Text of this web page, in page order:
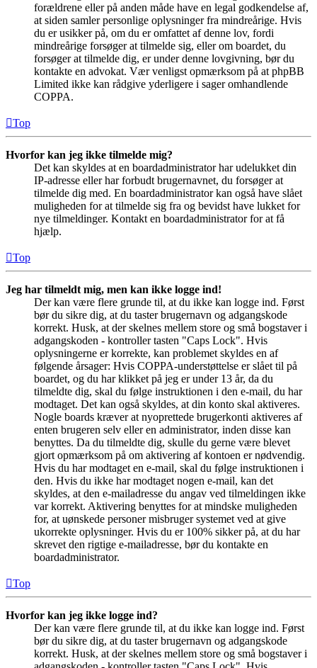
forældrene eller på anden måde have en legal godkendelse af,
at siden samler personlige oplysninger fra mindreårige. Hvis
du er usikker på, om du er omfattet af denne lov, fordi
mindreårige forsøger at tilmelde sig, eller om boardet, du
forsøger at tilmelde dig, er under denne lovgivning, bør du
kontakte en advokat. Vær venligst opmærksom på at phpBB
Limited ikke kan rådgive yderligere i sager omhandlende
COPPA.
Top
Hvorfor kan jeg ikke tilmelde mig?
Det kan skyldes at en boardadministrator har udelukket din
IP-adresse eller har forbudt brugernavnet, du forsøger at
tilmelde dig med. En boardadministrator kan også have slået
muligheden for at tilmelde sig fra og bevidst have lukket for
nye tilmeldinger. Kontakt en boardadministrator for at få
hjælp.
Top
Jeg har tilmeldt mig, men kan ikke logge ind!
Der kan være flere grunde til, at du ikke kan logge ind. Først
bør du sikre dig, at du taster brugernavn og adgangskode
korrekt. Husk, at der skelnes mellem store og små bogstaver i
adgangskoden - kontroller tasten "Caps Lock". Hvis
oplysningerne er korrekte, kan problemet skyldes en af
følgende årsager: Hvis COPPA-understøttelse er slået til på
boardet, og du har klikket på jeg er under 13 år, da du
tilmeldte dig, skal du følge instruktionen i den e-mail, du har
modtaget. Det kan også skyldes, at din konto skal aktiveres.
Nogle boards kræver at nyoprettede brugerkonti aktiveres af
enten brugeren selv eller en administrator, inden disse kan
benyttes. Da du tilmeldte dig, skulle du gerne være blevet
gjort opmærksom på om aktivering af kontoen er nødvendig.
Hvis du har modtaget en e-mail, skal du følge instruktionen i
den. Hvis du ikke har modtaget nogen e-mail, kan det
skyldes, at den e-mailadresse du angav ved tilmeldingen ikke
var korrekt. Aktivering benyttes for at mindske muligheden
for, at uønskede personer misbruger systemet ved at give
ukorrekte oplysninger. Hvis du er 100% sikker på, at du har
skrevet den rigtige e-mailadresse, bør du kontakte en
boardadministrator.
Top
Hvorfor kan jeg ikke logge ind?
Der kan være flere grunde til, at du ikke kan logge ind. Først
bør du sikre dig, at du taster brugernavn og adgangskode
korrekt. Husk, at der skelnes mellem store og små bogstaver i